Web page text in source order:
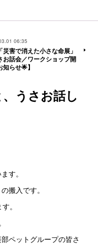
06:35
災害で消えた小さな命展」
お話会／ワークショップ開
らせ🌟】
、うさお話し
す。
搬入です。
。
ペットグループの皆さ